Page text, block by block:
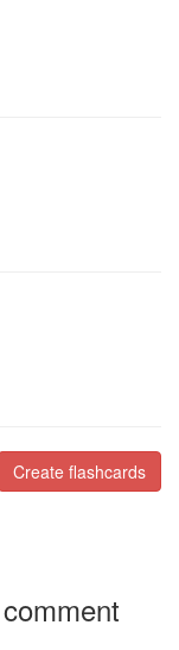
Create flashcards